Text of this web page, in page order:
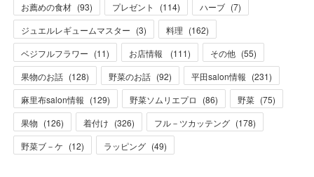
お薦めの食材 (93) プレゼント (114) ハーブ (7)
ジュエルレギュームマスター (3) 料理 (162)
ベジフルフラワー (11) お店情報 (111) その他 (55)
果物のお話 (128) 野菜のお話 (92) 平田salon情報 (231)
麻里布salon情報 (129) 野菜ソムリエプロ (86) 野菜 (75)
果物 (126) 着付け (326) フル－ツカッテング (178)
野菜ブ－ケ (12) ラッピング (49)